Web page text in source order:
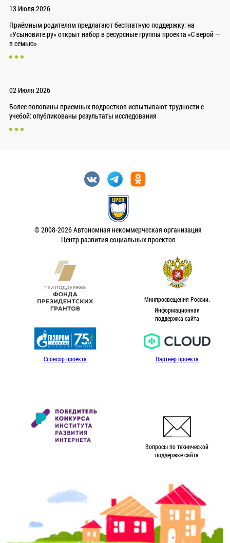
13 Июля 2026
Приёмным родителям предлагают бесплатную поддержку: на
«Усыновите.ру» открыт набор в ресурсные группы проекта «С верой —
в семью»
02 Июля 2026
Более половины приемных подростков испытывают трудности с
учебой: опубликованы результаты исследования
© 2008-2026 Автономная некоммерческая организация
Центр развития социальных проектов
Минпросвещения России.
Информационная
поддержка сайта
Спонсор проекта Партнер проекта
Вопросы по технической
поддержке сайта